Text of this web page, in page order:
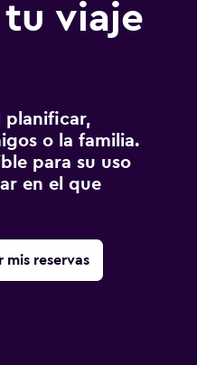
viaje
planificar,
o la familia.
para su uso
en el que
mis reservas